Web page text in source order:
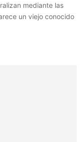
mediante las
un viejo conocido